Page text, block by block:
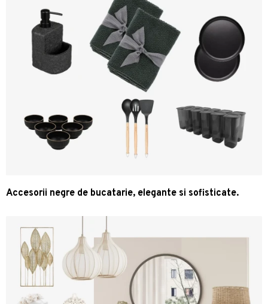
Accesorii negre de bucatarie, elegante si sofisticate.